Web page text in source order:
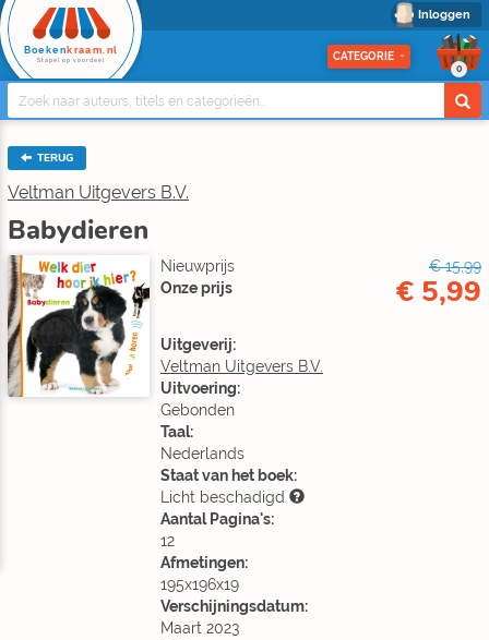
Inloggen
Boeken kraam.nl
Stapel op voordeel CATEGORIE
0
TERUG
Veltman Uitgevers B.V.
Babydieren
Nieuwprijs
€ 15,99
Onze prijs
€ 5,99
Uitgeverij:
Veltman Uitgevers B.V.
Uitvoering:
Gebonden
Taal:
Nederlands
Staat van het boek:
Licht beschadigd
Aantal Pagina's:
12
Afmetingen:
195x196x19
Verschijningsdatum:
Maart 2023